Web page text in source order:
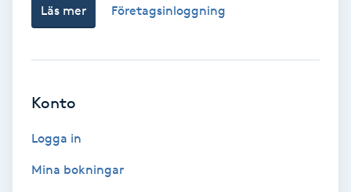
Tvätt & Fön
Läs mer Företagsinloggning
Konto
Logga in
Mina bokningar